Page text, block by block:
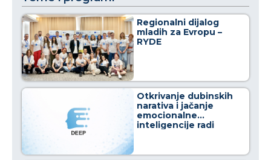
Regionalni dijalog
mladih za Evropu –
RYDE
Otkrivanje dubinskih
narativa i jačanje
emocionalne
inteligencije radi
dezinformacija